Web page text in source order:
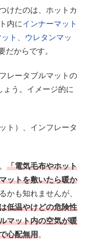
けたのは、ホットカ
内にインナーマット
ト、ウレタンマッ
だからです。
レータブルマットの
ょう。イメージ的に
ト）、インフレータ
「電気毛布やホット
ットを敷いたら暖か
かも知れませんが、
低温やけどの危険性
マット内の空気が暖
心配無用。